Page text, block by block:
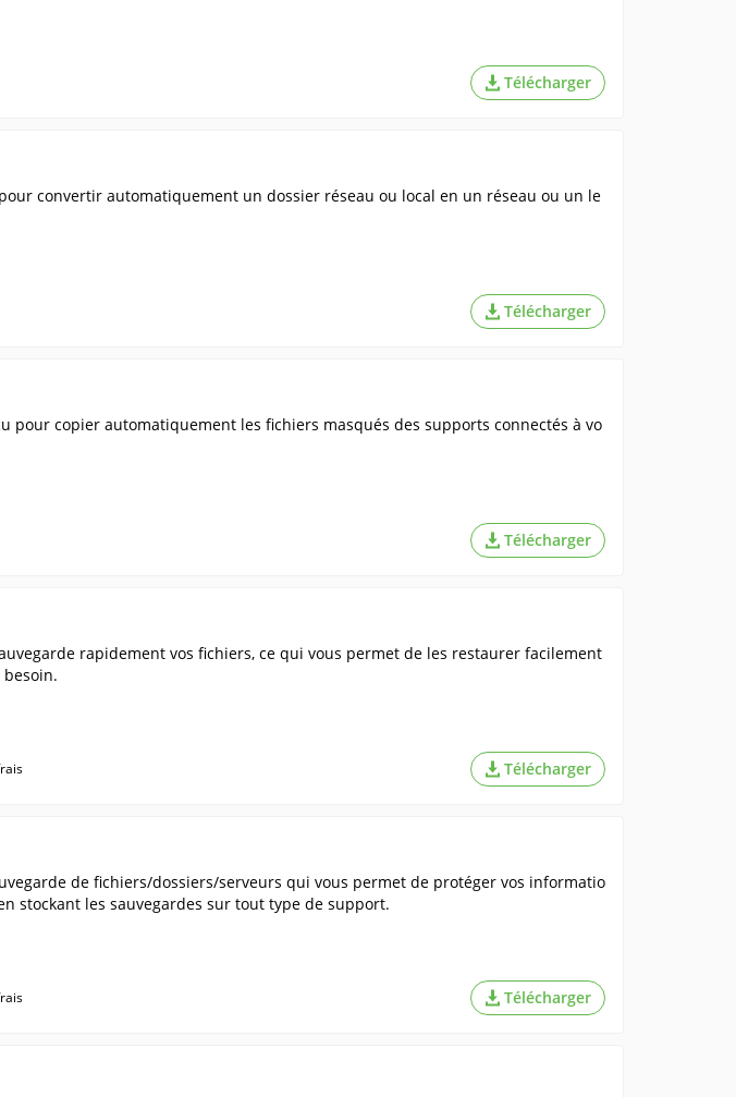
Télécharger
convertir automatiquement un dossier réseau ou local en un réseau ou un le
Télécharger
pour copier automatiquement les fichiers masqués des supports connectés à vo
Télécharger
rapidement vos fichiers, ce qui vous permet de les restaurer facilement
besoin.
Télécharger
de fichiers/dossiers/serveurs qui vous permet de protéger vos informatio
stockant les sauvegardes sur tout type de support.
Télécharger